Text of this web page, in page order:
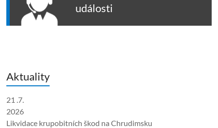
události
Aktuality
21 .7.
2026
Likvidace krupobitních škod na Chrudimsku